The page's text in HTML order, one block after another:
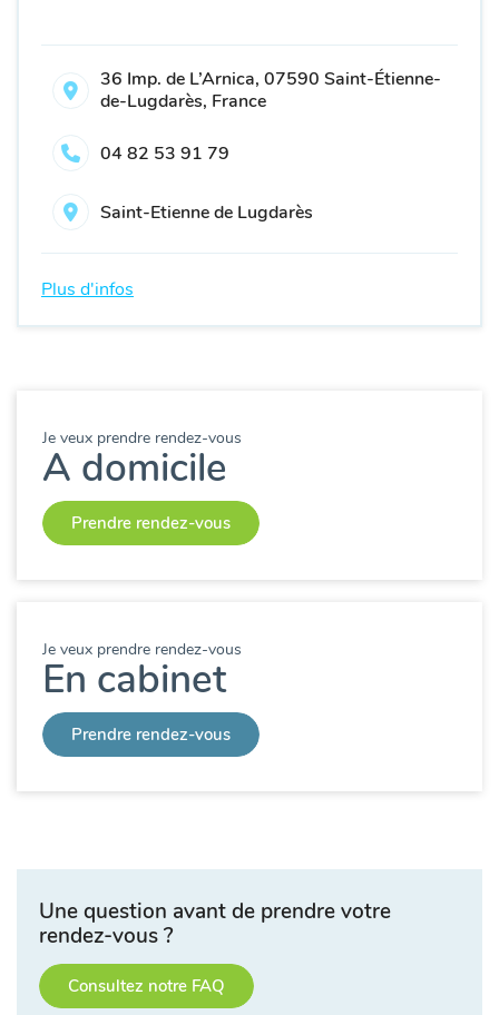
36 Imp. de L’Arnica, 07590 Saint-Étienne-
de-Lugdarès, France
04 82 53 91 79
Saint-Etienne de Lugdarès
Plus d'infos
Je veux prendre rendez-vous
A domicile
Prendre rendez-vous
Je veux prendre rendez-vous
En cabinet
Prendre rendez-vous
Une question avant de prendre votre
rendez-vous ?
Consultez notre FAQ